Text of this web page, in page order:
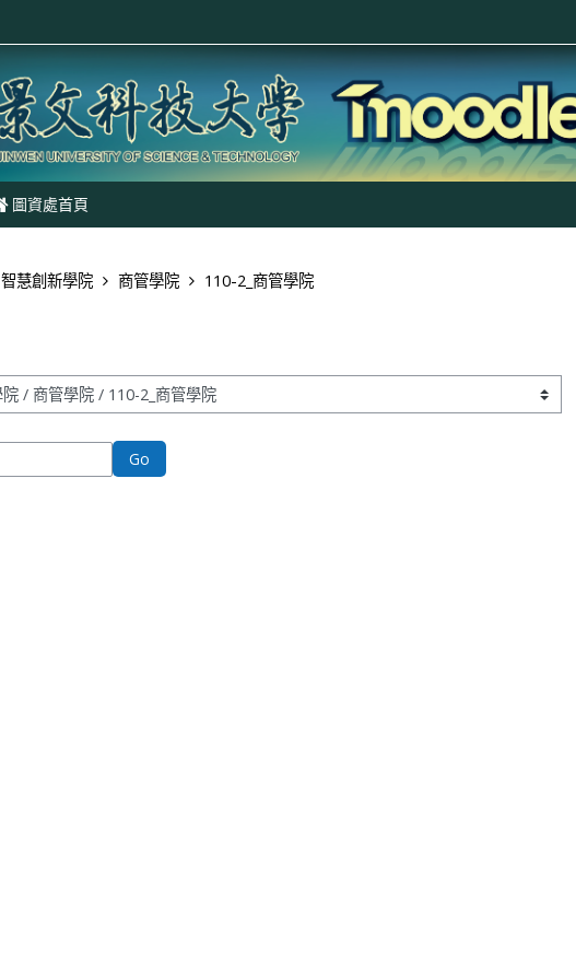
圖資處首頁
智慧創新學院 商管學院 110-2_商管學院
Go